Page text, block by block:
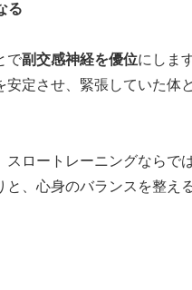
る
で副交感神経を優位にしま
安定させ、緊張していた体
スロートレーニングならで
、心身のバランスを整え